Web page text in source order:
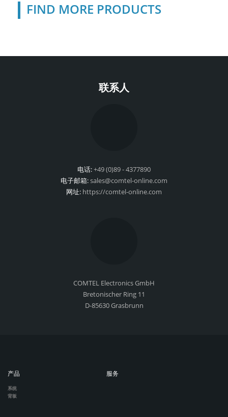
FIND MORE PRODUCTS
联系人
电话:+49 (0)89 - 4377890
电子邮箱:sales@comtel-online.com
网址: https://comtel-online.com
COMTEL Electronics GmbH
Bretonischer Ring 11
D-85630 Grasbrunn
产品
系统
背板
服务